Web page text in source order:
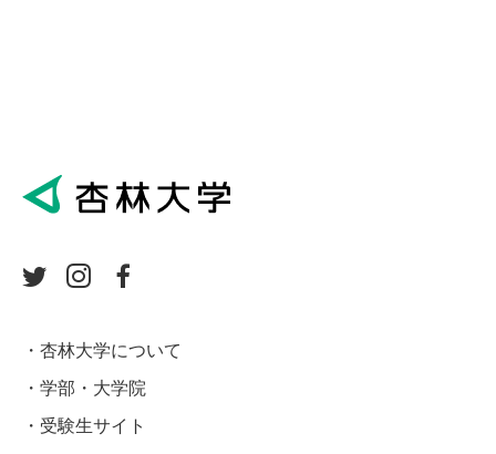
杏林大学について
学部・大学院
受験生サイト